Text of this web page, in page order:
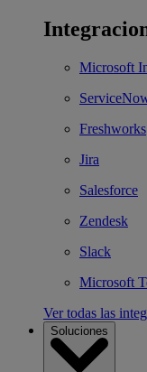
Microsoft
Freshworks
Jira
Salesforce
Zendesk
Slack
Microsoft
Ver todas las
Soluciones